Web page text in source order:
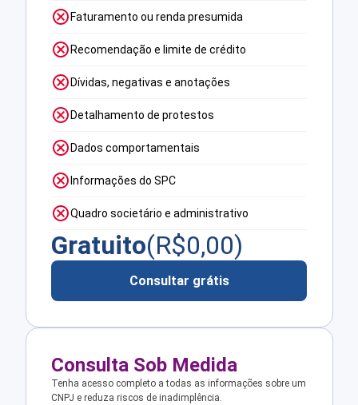
Faturamento ou renda presumida
Recomendação e limite de crédito
Dívidas, negativas e anotações
Detalhamento de protestos
Dados comportamentais
Informações do SPC
Quadro societário e administrativo
Gratuito(R$0,00)
Consultar grátis
Consulta Sob Medida
Tenha acesso completo a todas as informações sobre um
CNPJ e reduza riscos de inadimplência.